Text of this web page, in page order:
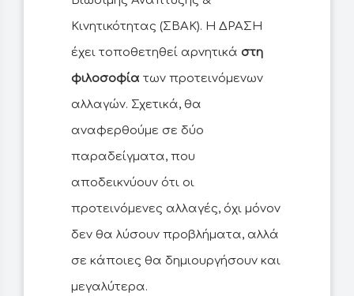
Κινητικότητας (ΣΒΑΚ). Η ΔΡΑΣΗ
έχει τοποθετηθεί αρνητικά στη
φιλοσοφία των προτεινόμενων
αλλαγών. Σχετικά, θα
αναφερθούμε σε δύο
παραδείγματα, που
αποδεικνύουν ότι οι
προτεινόμενες αλλαγές, όχι μόνον
δεν θα λύσουν προβλήματα, αλλά
σε κάποιες θα δημιουργήσουν και
μεγαλύτερα.